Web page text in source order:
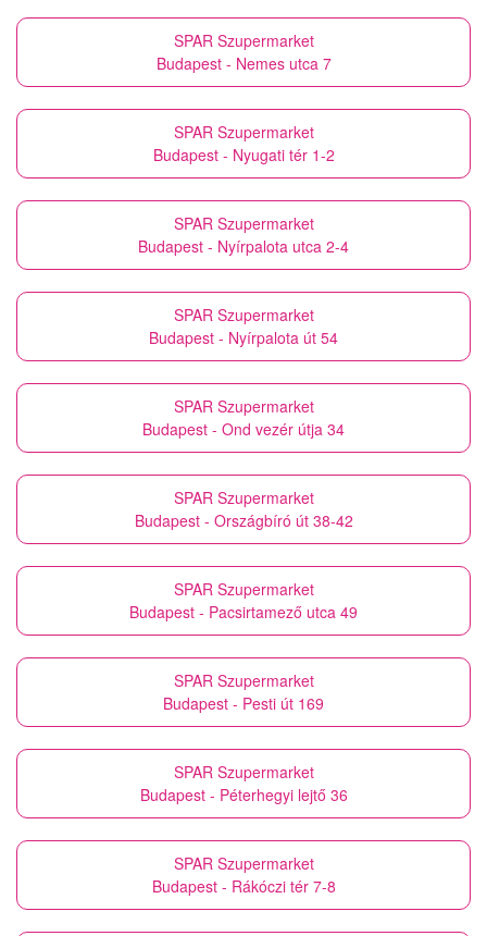
SPAR Szupermarket
Budapest - Nemes utca 7
SPAR Szupermarket
Budapest - Nyugati tér 1-2
SPAR Szupermarket
Budapest - Nyírpalota utca 2-4
SPAR Szupermarket
Budapest - Nyírpalota út 54
SPAR Szupermarket
Budapest - Ond vezér útja 34
SPAR Szupermarket
Budapest - Országbíró út 38-42
SPAR Szupermarket
Budapest - Pacsirtamező utca 49
SPAR Szupermarket
Budapest - Pesti út 169
SPAR Szupermarket
Budapest - Péterhegyi lejtő 36
SPAR Szupermarket
Budapest - Rákóczi tér 7-8